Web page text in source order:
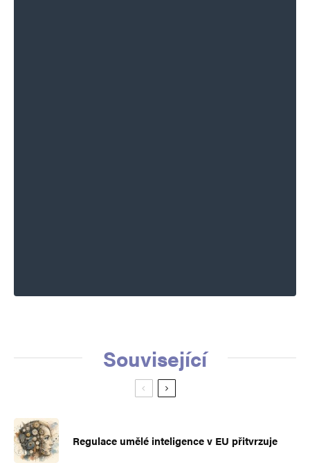
Související
Regulace umělé inteligence v EU přitvrzuje